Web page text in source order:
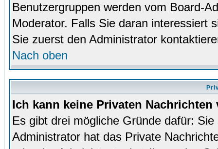
Benutzergruppen werden vom Board-
Moderator. Falls Sie daran interessiert
Sie zuerst den Administrator
Nach oben
Ich kann keine Privaten Nachrichten
Es gibt drei mögliche Gründe dafür:
Administrator hat das Private